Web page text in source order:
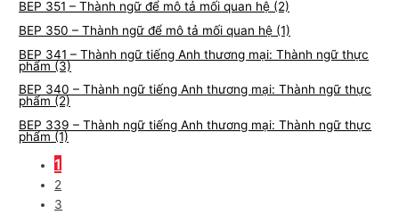
BEP 351 – Thành ngữ để mô tả mối quan hệ (2)
BEP 350 – Thành ngữ để mô tả mối quan hệ (1)
BEP 341 – Thành ngữ tiếng Anh thương mại: Thành ngữ thực
phẩm (3)
BEP 340 – Thành ngữ tiếng Anh thương mại: Thành ngữ thực
phẩm (2)
BEP 339 – Thành ngữ tiếng Anh thương mại: Thành ngữ thực
phẩm (1)
1
2
3